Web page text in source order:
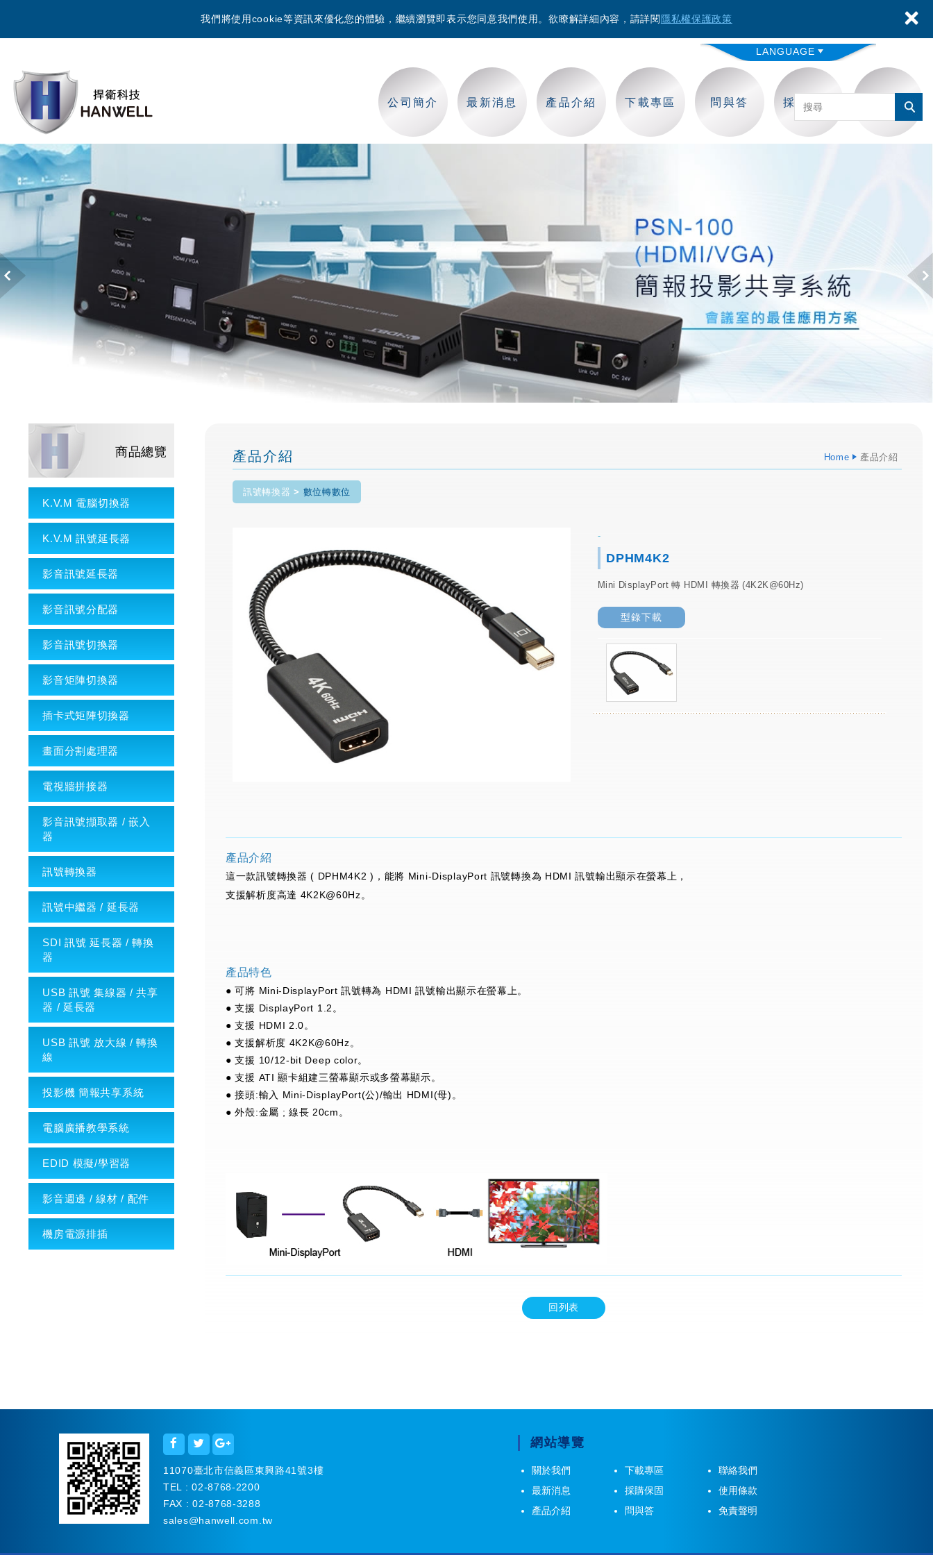
我們將使用cookie等資訊來優化您的體驗，繼續瀏覽即表示您同意我們使用。欲瞭解詳細內容，請詳閱 隱私權保護政策 ×
LANGUAGE
公司簡介 最新消息 產品介紹 下載專區 問與答 採購保固 聯絡我們
商品總覽
K.V.M 電腦切換器
K.V.M 訊號延長器
影音訊號延長器
影音訊號分配器
影音訊號切換器
影音矩陣切換器
插卡式矩陣切換器
畫面分割處理器
電視牆拼接器
影音訊號擷取器 / 嵌入
器
訊號轉換器
訊號中繼器 / 延長器
SDI 訊號 延長器 / 轉換
器
USB 訊號 集線器 / 共享
器 / 延長器
USB 訊號 放大線 / 轉換
線
投影機 簡報共享系統
電腦廣播教學系統
EDID 模擬/學習器
影音週邊 / 線材 / 配件
機房電源排插
產品介紹 Home 產品介紹
訊號轉換器 數位轉數位
DPHM4K2
Mini DisplayPort 轉 HDMI 轉換器 (4K2K@60Hz)
型錄下載
產品介紹
這一款訊號轉換器 ( DPHM4K2 )，能將 Mini-DisplayPort 訊號轉換為 HDMI 訊號輸出顯示在螢幕上，
支援解析度高達 4K2K@60Hz。
產品特色
● 可將 Mini-DisplayPort 訊號轉為 HDMI 訊號輸出顯示在螢幕上。
● 支援 DisplayPort 1.2。
● 支援 HDMI 2.0。
● 支援解析度 4K2K@60Hz。
● 支援 10/12-bit Deep color。
● 支援 ATI 顯卡組建三螢幕顯示或多螢幕顯示。
● 接頭:輸入 Mini-DisplayPort(公)/輸出 HDMI(母)。
● 外殼:金屬 ; 線長 20cm。
回列表
11070臺北市信義區東興路41號3樓
TEL : 02-8768-2200
FAX : 02-8768-3288
sales@hanwell.com.tw
網站導覽
關於我們
最新消息
產品介紹
下載專區
採購保固
問與答
聯絡我們
使用條款
免責聲明